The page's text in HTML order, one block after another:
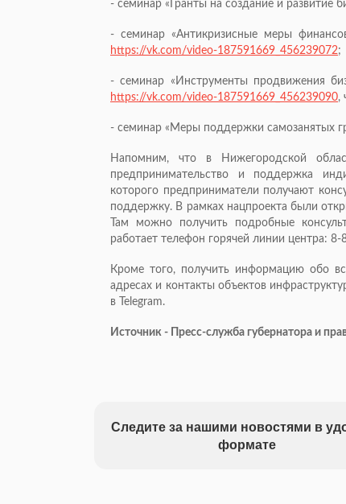
- семинар «Гранты на создание и развитие
- семинар «Антикризисные меры
https://vk.com/video-187591669_456239072;
- семинар «Инструменты продвижения
https://vk.com/video-187591669_456239090,
- семинар «Меры поддержки самозанятых
Напомним, что в Нижегородской
предпринимательство и поддержка
которого предприниматели получают
поддержку. В рамках нацпроекта были
Там можно получить подробные
работает телефон горячей линии центра:
Кроме того, получить информацию обо
адресах и контакты объектов
в Telegram.
Источник - Пресс-служба губернатора и
Следите за нашими новостями в
формате